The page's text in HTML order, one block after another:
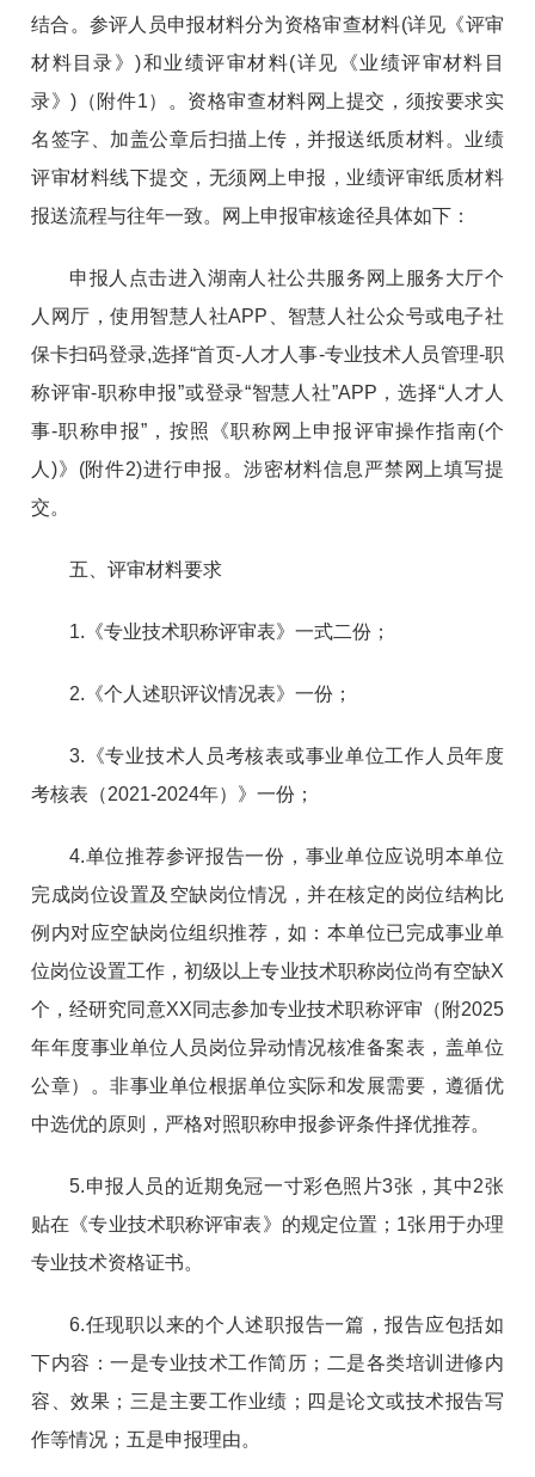
结合。参评人员申报材料分为资格审查材料(详见《评审
材料目录》)和业绩评审材料(详见《业绩评审材料目
录》)（附件1）。资格审查材料网上提交，须按要求实
名签字、加盖公章后扫描上传，并报送纸质材料。业绩
评审材料线下提交，无须网上申报，业绩评审纸质材料
报送流程与往年一致。网上申报审核途径具体如下：
申报人点击进入湖南人社公共服务网上服务大厅个
人网厅，使用智慧人社APP、智慧人社公众号或电子社
保卡扫码登录,选择“首页-人才人事-专业技术人员管理-职
称评审-职称申报”或登录“智慧人社”APP，选择“人才人
事-职称申报”，按照《职称网上申报评审操作指南(个
人)》(附件2)进行申报。涉密材料信息严禁网上填写提
交。
五、评审材料要求
1.《专业技术职称评审表》一式二份；
2.《个人述职评议情况表》一份；
3.《专业技术人员考核表或事业单位工作人员年度
考核表（2021-2024年）》一份；
4.单位推荐参评报告一份，事业单位应说明本单位
完成岗位设置及空缺岗位情况，并在核定的岗位结构比
例内对应空缺岗位组织推荐，如：本单位已完成事业单
位岗位设置工作，初级以上专业技术职称岗位尚有空缺X
个，经研究同意XX同志参加专业技术职称评审（附2025
年年度事业单位人员岗位异动情况核准备案表，盖单位
公章）。非事业单位根据单位实际和发展需要，遵循优
中选优的原则，严格对照职称申报参评条件择优推荐。
5.申报人员的近期免冠一寸彩色照片3张，其中2张
贴在《专业技术职称评审表》的规定位置；1张用于办理
专业技术资格证书。
6.任现职以来的个人述职报告一篇，报告应包括如
下内容：一是专业技术工作简历；二是各类培训进修内
容、效果；三是主要工作业绩；四是论文或技术报告写
作等情况；五是申报理由。